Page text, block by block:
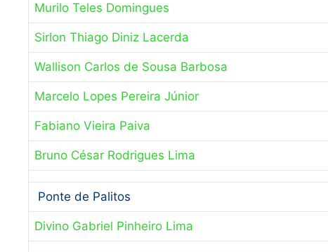
Murilo Teles Domingues
Sirlon Thiago Diniz Lacerda
Wallison Carlos de Sousa Barbosa
Marcelo Lopes Pereira Júnior
Fabiano Vieira Paiva
Bruno César Rodrigues Lima
Ponte de Palitos
Divino Gabriel Pinheiro Lima